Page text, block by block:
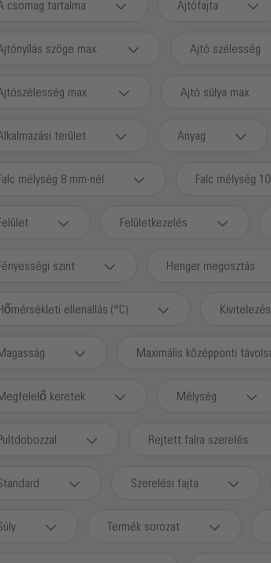
csomag tartalma Ajtófajta
szöge max. Ajtó szélesség
max. Ajtó súlya max.
terület Anyag
mélység 8 mm-nél Falc mélység
Felületkezelés
szint Henger megosztás
ellenállás (°C) Kivitelezés
Maximális középponti
keretek Mélység
Rejtett falra szerelés
Szerelési fajta
Termék sorozat